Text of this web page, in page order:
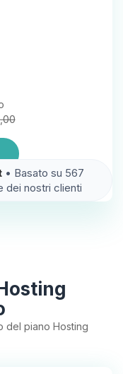
• Basato su 567
dei nostri clienti
del piano Hosting